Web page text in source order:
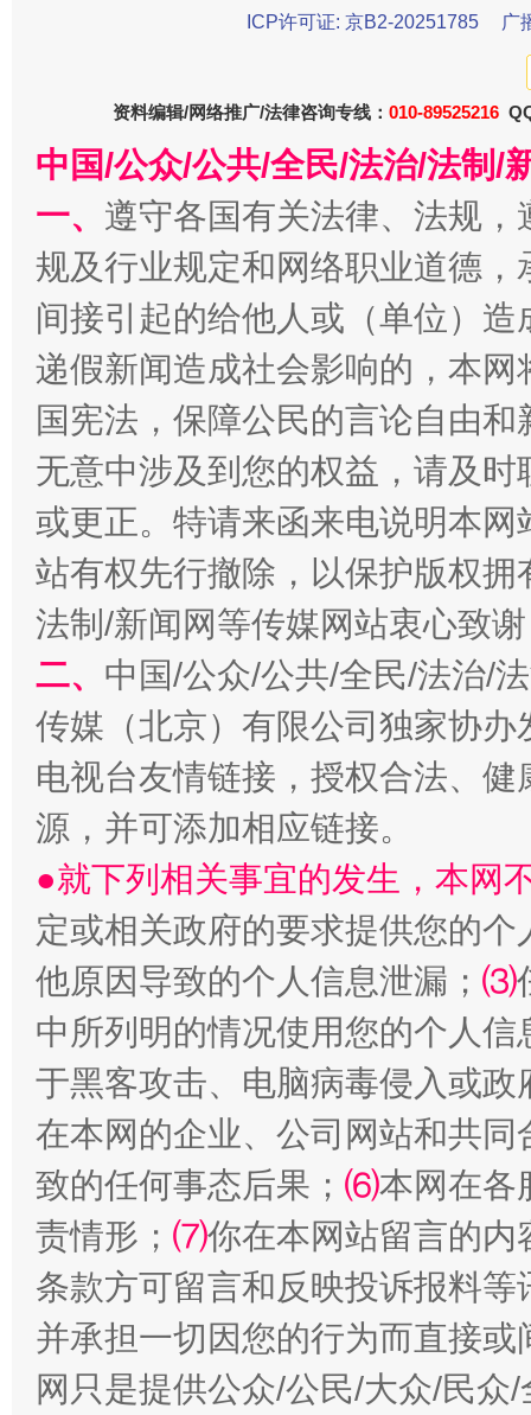
今
习近平的博鳌关键词
“刷贴”乱象丛生
生
解纷+调解+退费，一次搞定
ICP许可证: 京B2-20251785
广
资料编辑/网络推广/法律咨询专线： 010-89525216
中国/公众/公共/全民/法治/法制/
一、 遵守各国有关法律、法规
规及行业规定和网络职业道德
间接引起的给他人或（单位）
递假新闻造成社会影响的，本
国宪法，保障公民的言论自由
无意中涉及到您的权益，请及
或更正。特请来函来电说明本
站有权先行撤除，以保护版权
法制/新闻网等传媒网站衷心致
二、 中国/公众/公共/全民/法治/
传媒（北京）有限公司独家协
电视台友情链接，授权合法、
源，并可添加相应链接。
●就下列相关事宜的发生，本网
定或相关政府的要求提供您的个
他原因导致的个人信息泄漏； ⑶
中所列明的情况使用您的个人
于黑客攻击、电脑病毒侵入或
在本网的企业、公司网站和共
致的任何事态后果； ⑹本网在各
责情形； ⑺你在本网站留言的内
条款方可留言和反映投诉报料
并承担一切因您的行为而直接
网只是提供公众/公民/大众/民